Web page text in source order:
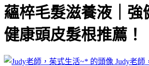
蘊椊毛髮滋養液｜強
健康頭皮髮根推薦！
Judy老師